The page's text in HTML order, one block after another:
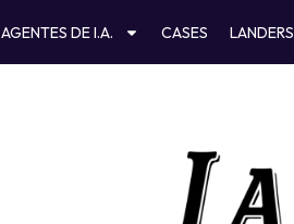
AGENTES DE I.A. CASES LANDERS